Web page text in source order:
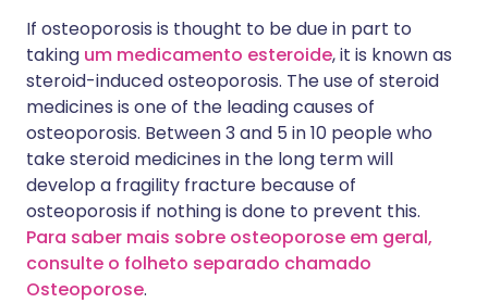
If osteoporosis is thought to be due in part to
taking um medicamento esteroide, it is known as
steroid-induced osteoporosis. The use of steroid
medicines is one of the leading causes of
osteoporosis. Between 3 and 5 in 10 people who
take steroid medicines in the long term will
develop a fragility fracture because of
osteoporosis if nothing is done to prevent this.
Para saber mais sobre osteoporose em geral,
consulte o folheto separado chamado
Osteoporose.